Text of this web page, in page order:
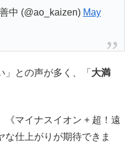
中 (@ao_kaizen) May
」との声が多く、「 大満
《マイナスイオン + 超！遠
な仕上がりが期待できま